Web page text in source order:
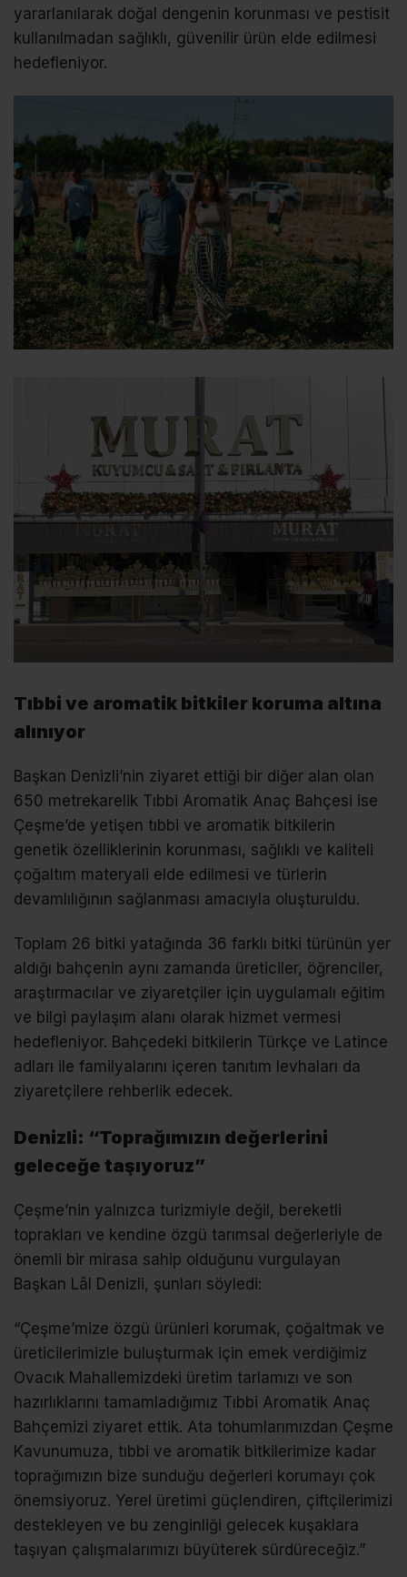
yararlanılarak doğal dengenin korunması ve pestisit
kullanılmadan sağlıklı, güvenilir ürün elde edilmesi
hedefleniyor.
Tıbbi ve aromatik bitkiler koruma altına
alınıyor
Başkan Denizli’nin ziyaret ettiği bir diğer alan olan
650 metrekarelik Tıbbi Aromatik Anaç Bahçesi ise
Çeşme’de yetişen tıbbi ve aromatik bitkilerin
genetik özelliklerinin korunması, sağlıklı ve kaliteli
çoğaltım materyali elde edilmesi ve türlerin
devamlılığının sağlanması amacıyla oluşturuldu.
Toplam 26 bitki yatağında 36 farklı bitki türünün yer
aldığı bahçenin aynı zamanda üreticiler, öğrenciler,
araştırmacılar ve ziyaretçiler için uygulamalı eğitim
ve bilgi paylaşım alanı olarak hizmet vermesi
hedefleniyor. Bahçedeki bitkilerin Türkçe ve Latince
adları ile familyalarını içeren tanıtım levhaları da
ziyaretçilere rehberlik edecek.
Denizli: “Toprağımızın değerlerini
geleceğe taşıyoruz”
Çeşme’nin yalnızca turizmiyle değil, bereketli
toprakları ve kendine özgü tarımsal değerleriyle de
önemli bir mirasa sahip olduğunu vurgulayan
Başkan Lâl Denizli, şunları söyledi:
“Çeşme’mize özgü ürünleri korumak, çoğaltmak ve
üreticilerimizle buluşturmak için emek verdiğimiz
Ovacık Mahallemizdeki üretim tarlamızı ve son
hazırlıklarını tamamladığımız Tıbbi Aromatik Anaç
Bahçemizi ziyaret ettik. Ata tohumlarımızdan Çeşme
Kavunumuza, tıbbi ve aromatik bitkilerimize kadar
toprağımızın bize sunduğu değerleri korumayı çok
önemsiyoruz. Yerel üretimi güçlendiren, çiftçilerimizi
destekleyen ve bu zenginliği gelecek kuşaklara
taşıyan çalışmalarımızı büyüterek sürdüreceğiz.”